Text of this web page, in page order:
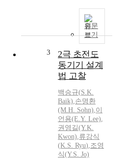
원문
보기
3
2극 초전도
동기기 설계
법 고찰
백승규(S.K.
Baik),손명환
(M.H. Sohn),이
언용(E.Y. Lee),
권영길(Y.K.
Kwon),류강식
(K.S. Ryu),조영
식(Y.S. Jo)